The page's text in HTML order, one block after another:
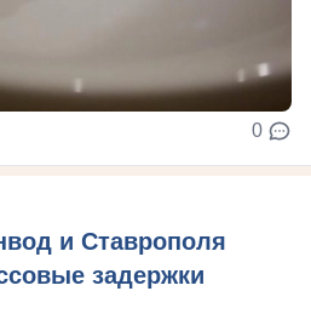
0
и Ставрополя
задержки